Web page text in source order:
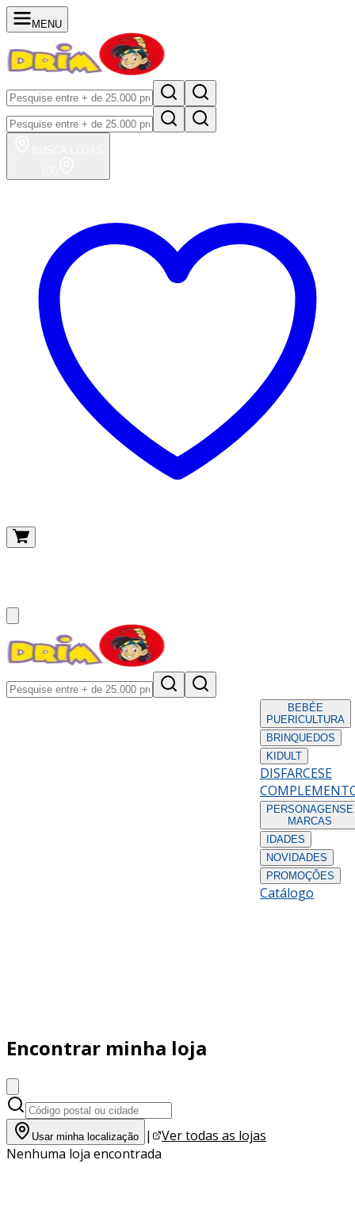
MENU
BEBÉE
PUERICULTURA
BRINQUEDOS
KIDULT
DISFARCESE
PERSONAGENS E
MARCAS
IDADES
NOVIDADES
PROMOÇÕES
Catálogo
Encontrar minha loja
Usar minha localização |
Ver todas as lojas
Nenhuma loja encontrada